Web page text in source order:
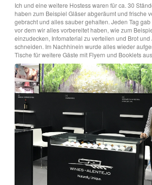
Ich und eine weitere Hostess waren für ca. 30
haben zum Beispiel Gläser abgeräumt und frische
gebracht und alles sauber gehalten. Jeden Tag
vor dem wir alles vorbereitet haben, wie zum
einzudecken, Infomaterial zu verteilen und Brot und
schneiden. Im Nachhinein wurde alles wieder
Tische für weitere Gäste mit Flyern und Booklets